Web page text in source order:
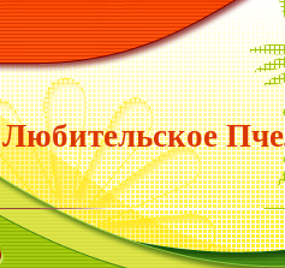
Любительское